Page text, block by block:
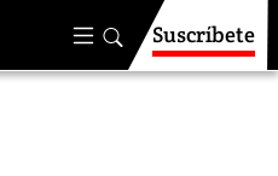
Suscríbete